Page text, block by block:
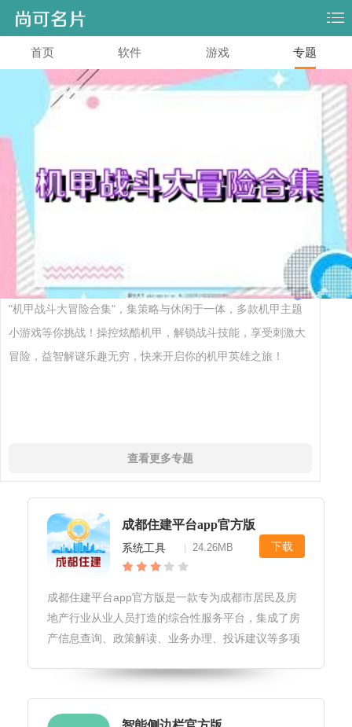
首页 软件 游戏 专题
机甲战斗大冒险合集 导言
"机甲战斗大冒险合集"，集策略与休闲于一体，多款机甲主题
小游戏等你挑战！操控炫酷机甲，解锁战斗技能，享受刺激大
冒险，益智解谜乐趣无穷，快来开启你的机甲英雄之旅！
查看更多专题
成都住建平台app官方版
系统工具 24.26MB 下载
成都住建平台app官方版是一款专为成都市居民及房
地产行业从业人员打造的综合性服务平台，集成了房
产信息查询、政策解读、业务办理、投诉建议等多项
住建平台app官方版软件应用场景和用例1.房产信息
查询：市民可快速查询房屋